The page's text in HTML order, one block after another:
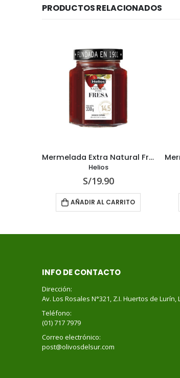
PRODUCTOS RELACIONADOS
Mermelada Extra Natural Fresa 330 g
Helios
S/19.90
AÑADIR AL CARRITO
INFO DE CONTACTO
Dirección:
Av. Los Rosales N°321, Z.I. Huertos de Lurín,
Teléfono:
(01) 717 7979
Correo electrónico:
post@olivosdelsur.com